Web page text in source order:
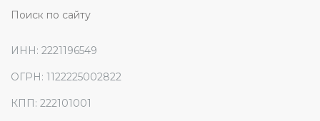
Поиск по сайту
ИНН: 2221196549
ОГРН: 1122225002822
КПП: 222101001